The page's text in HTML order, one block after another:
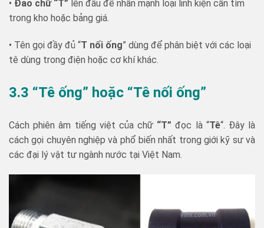
• Đảo chữ “T” lên đầu để nhấn mạnh loại linh kiện cần tìm
trong kho hoặc bảng giá.
• Tên gọi đầy đủ “T nối ống” dùng để phân biệt với các loại
tê dùng trong điện hoặc cơ khí khác.
3.3 “Tê ống” hoặc “Tê nối ống”
Cách phiên âm tiếng việt của chữ “T” đọc là “Tê“. Đây là
cách gọi chuyên nghiệp và phổ biến nhất trong giới kỹ sư và
các đại lý vật tư ngành nước tại Việt Nam.